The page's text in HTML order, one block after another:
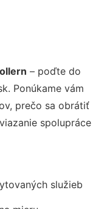
– poďte do
Ponúkame vám
prečo sa obrátiť
spolupráce
služieb